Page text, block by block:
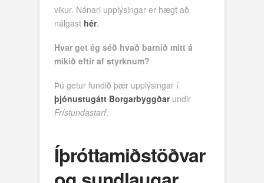
vikur. Nánari upplýsingar er hægt að
nálgast hér.
Hvar get ég séð hvað barnið mitt á
mikið eftir af styrknum?
Þú getur fundið þær upplýsingar í
þjónustugátt Borgarbyggðarundir
Frístundastarf.
Íþróttamiðstöðvar